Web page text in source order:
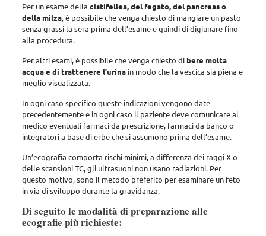
Per un esame della cistifellea, del fegato, del pancreas o
della milza, è possibile che venga chiesto di mangiare un pasto
senza grassi la sera prima dell’esame e quindi di digiunare fino
alla procedura.
Per altri esami, è possibile che venga chiesto di bere molta
acqua e di trattenere l’urinain modo che la vescica sia piena e
meglio visualizzata.
In ogni caso specifico queste indicazioni vengono date
precedentemente e in ogni caso il paziente deve comunicare al
medico eventuali farmaci da prescrizione, farmaci da banco o
integratori a base di erbe che si assumono prima dell’esame.
Un’ecografia comporta rischi minimi, a differenza dei raggi X o
delle scansioni TC, gli ultrasuoni non usano radiazioni. Per
questo motivo, sono il metodo preferito per esaminare un feto
in via di sviluppo durante la gravidanza.
Di seguito le modalità di preparazione alle
ecografie più richieste: